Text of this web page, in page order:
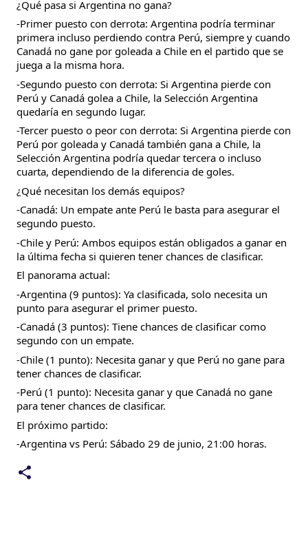
¿Qué pasa si Argentina no gana?
-Primer puesto con derrota: Argentina podría terminar
primera incluso perdiendo contra Perú, siempre y cuando
Canadá no gane por goleada a Chile en el partido que se
juega a la misma hora.
-Segundo puesto con derrota: Si Argentina pierde con
Perú y Canadá golea a Chile, la Selección Argentina
quedaría en segundo lugar.
-Tercer puesto o peor con derrota: Si Argentina pierde con
Perú por goleada y Canadá también gana a Chile, la
Selección Argentina podría quedar tercera o incluso
cuarta, dependiendo de la diferencia de goles.
¿Qué necesitan los demás equipos?
-Canadá: Un empate ante Perú le basta para asegurar el
segundo puesto.
-Chile y Perú: Ambos equipos están obligados a ganar en
la última fecha si quieren tener chances de clasificar.
El panorama actual:
-Argentina (9 puntos): Ya clasificada, solo necesita un
punto para asegurar el primer puesto.
-Canadá (3 puntos): Tiene chances de clasificar como
segundo con un empate.
-Chile (1 punto): Necesita ganar y que Perú no gane para
tener chances de clasificar.
-Perú (1 punto): Necesita ganar y que Canadá no gane
para tener chances de clasificar.
El próximo partido:
-Argentina vs Perú: Sábado 29 de junio, 21:00 horas.